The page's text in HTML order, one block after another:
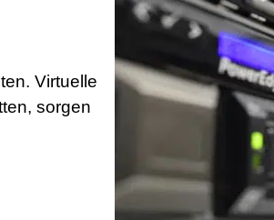
Virtuelle
sorgen